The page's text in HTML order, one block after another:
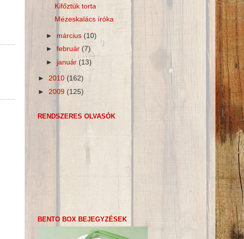
Kifőztük torta
Mézeskalács íróka
► március(10)
►február (7)
► január (13)
► 2010 (162)
► 2009 (125)
RENDSZERES OLVASÓK
BENTO BOX BEJEGYZÉSEK